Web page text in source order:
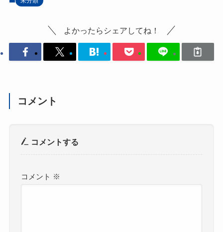
よかったらシェアしてね！
コメント
コメントする
コメント ※